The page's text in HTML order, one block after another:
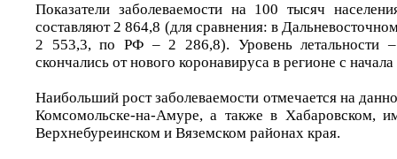
Показатели заболеваемости на 100 тысяч
составляют 2 864,8 (для сравнения: в
2 553,3, по РФ – 2 286,8). Уровень летальности
скончались от нового коронавируса в регионе с
Наибольший рост заболеваемости отмечается на
Комсомольске-на-Амуре, а также в Хабаровском,
Верхнебуреинском и Вяземском районах края.